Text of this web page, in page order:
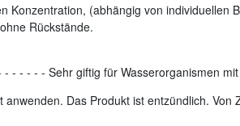
Konzentration, (abhängig von
Rückstände.
- - - - - - Sehr giftig für Wasserorganismen
Das Produkt ist entzündlich.